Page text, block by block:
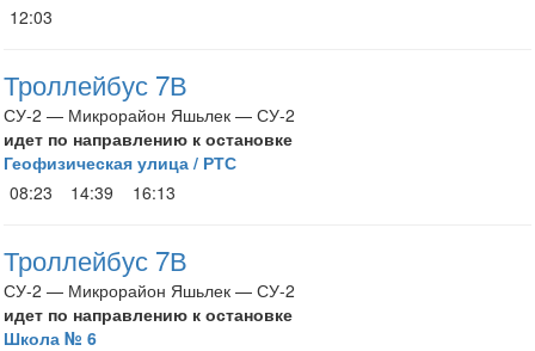
12:03
Троллейбус 7В
СУ-2 — Микрорайон Яшьлек — СУ-2
идет по направлению к остановке
Геофизическая улица / РТС
08:23
14:39 16:13
Троллейбус 7В
СУ-2 — Микрорайон Яшьлек — СУ-2
идет по направлению к остановке
Школа № 6